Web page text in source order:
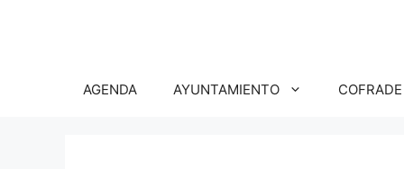
AGENDA AYUNTAMIENTO COFRADE